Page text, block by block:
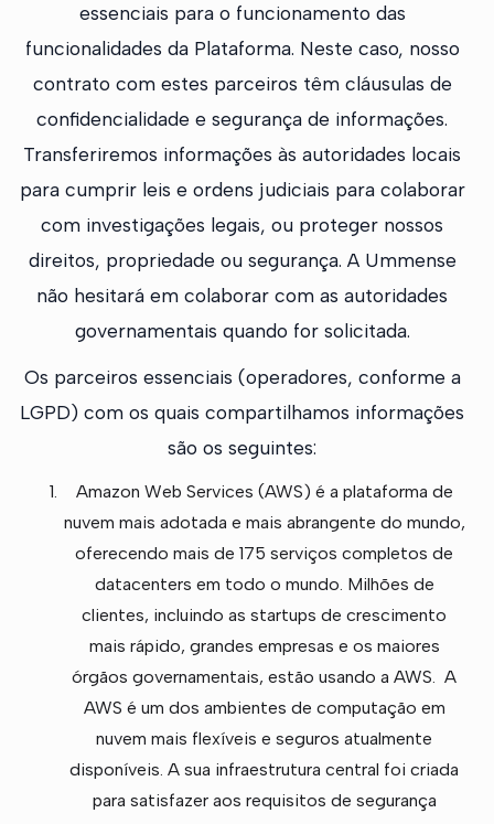
essenciais para o funcionamento das
funcionalidades da Plataforma. Neste caso, nosso
contrato com estes parceiros têm cláusulas de
confidencialidade e segurança de informações.
Transferiremos informações às autoridades locais
para cumprir leis e ordens judiciais para colaborar
com investigações legais, ou proteger nossos
direitos, propriedade ou segurança. A Ummense
não hesitará em colaborar com as autoridades
governamentais quando for solicitada.
Os parceiros essenciais (operadores, conforme a
LGPD) com os quais compartilhamos informações
são os seguintes:
Amazon Web Services (AWS) é a plataforma de
nuvem mais adotada e mais abrangente do mundo,
oferecendo mais de 175 serviços completos de
datacenters em todo o mundo. Milhões de
clientes, incluindo as startups de crescimento
mais rápido, grandes empresas e os maiores
órgãos governamentais, estão usando a AWS. A
AWS é um dos ambientes de computação em
nuvem mais flexíveis e seguros atualmente
disponíveis. A sua infraestrutura central foi criada
para satisfazer aos requisitos de segurança